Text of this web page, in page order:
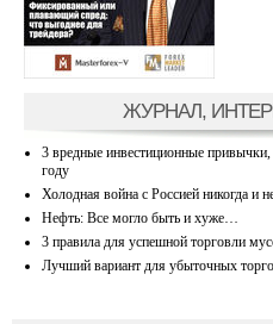
ЖУРНАЛ,
3 вредные инвестиционные
году
Холодная война с Россией никогда и
Нефть: Все могло быть и хуже…
3 правила для успешной торговли
Лучший вариант для убыточных